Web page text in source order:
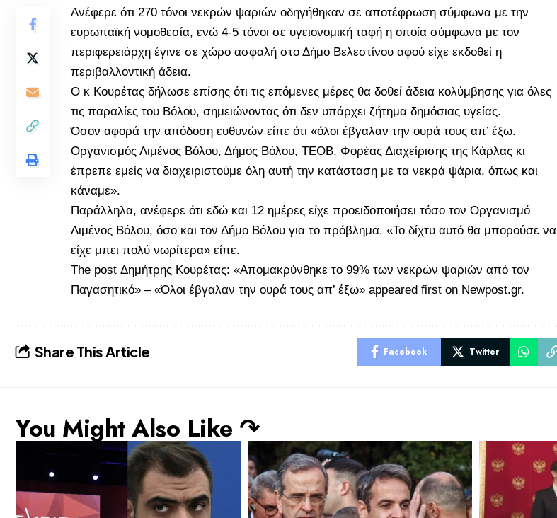
Ανέφερε ότι 270 τόνοι νεκρών ψαριών οδηγήθηκαν σε αποτέφρωση σύμφωνα με την
ευρωπαϊκή νομοθεσία, ενώ 4-5 τόνοι σε υγειονομική ταφή η οποία σύμφωνα με τον
περιφερειάρχη έγινε σε χώρο ασφαλή στο Δήμο Βελεστίνου αφού είχε εκδοθεί η
περιβαλλοντική άδεια.
Ο κ Κουρέτας δήλωσε επίσης ότι τις επόμενες μέρες θα δοθεί άδεια κολύμβησης για όλες
τις παραλίες του Βόλου, σημειώνοντας ότι δεν υπάρχει ζήτημα δημόσιας υγείας.
Όσον αφορά την απόδοση ευθυνών είπε ότι «όλοι έβγαλαν την ουρά τους απ’ έξω.
Οργανισμός Λιμένος Βόλου, Δήμος Βόλου, ΤΕΟΒ, Φορέας Διαχείρισης της Κάρλας κι
έπρεπε εμείς να διαχειριστούμε όλη αυτή την κατάσταση με τα νεκρά ψάρια, όπως και
κάναμε».
Παράλληλα, ανέφερε ότι εδώ και 12 ημέρες είχε προειδοποιήσει τόσο τον Οργανισμό
Λιμένος Βόλου, όσο και τον Δήμο Βόλου για το πρόβλημα. «Το δίχτυ αυτό θα μπορούσε να
είχε μπει πολύ νωρίτερα» είπε.
The post Δημήτρης Κουρέτας: «Απομακρύνθηκε το 99% των νεκρών ψαριών από τον
Παγασητικό» – «Όλοι έβγαλαν την ουρά τους απ’ έξω» appeared first on Newpost.gr.
Share This Article Facebook Twitter
You Might Also Like ↷